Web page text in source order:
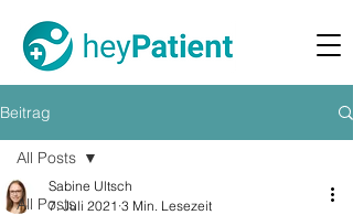
Beitrag
All Posts
All Posts
Sabine Ultsch
7. Juli 2021 3 Min. Lesezeit